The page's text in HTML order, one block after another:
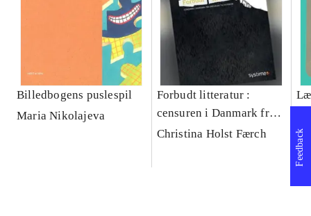
Billedbogens puslespil
Maria Nikolajeva
Forbudt litteratur :
censuren i Danmark fra
enevælde til Facebook
Christina Holst Færch Feedback